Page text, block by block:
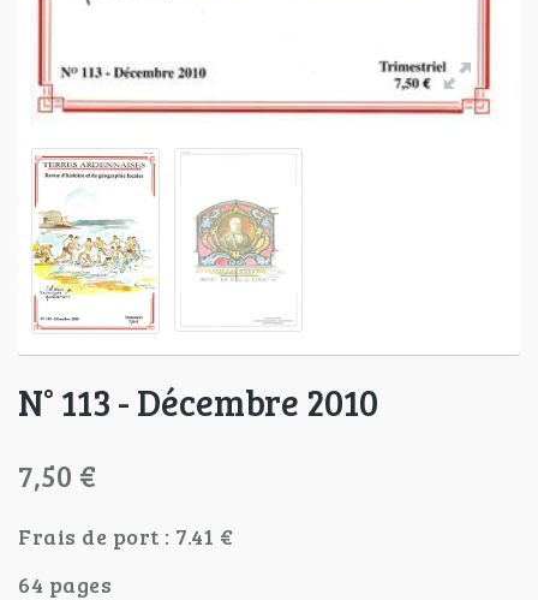
N° 113 - Décembre 2010
7,50 €
Frais de port : 7.41 €
64 pages